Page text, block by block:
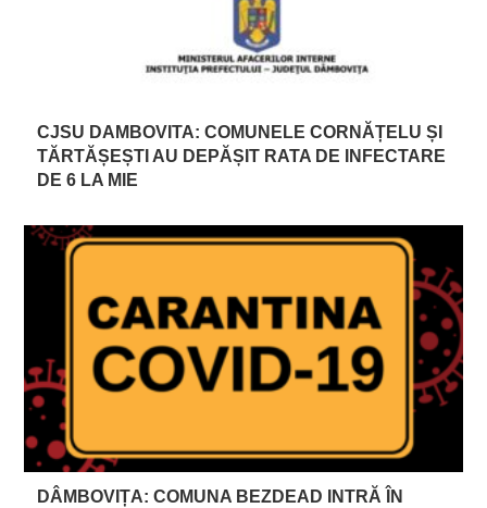
CJSU DAMBOVITA: COMUNELE CORNĂȚELU ȘI
TĂRTĂȘEȘTI AU DEPĂȘIT RATA DE INFECTARE
DE 6 LA MIE
DÂMBOVIȚA: COMUNA BEZDEAD INTRĂ ÎN